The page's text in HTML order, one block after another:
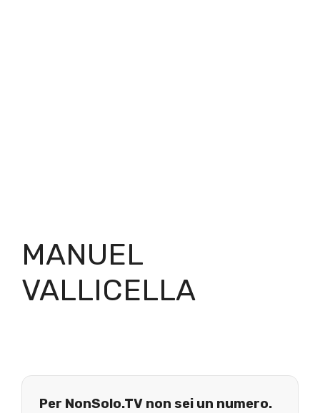
MANUEL
VALLICELLA
Per NonSolo.TV non sei un numero.